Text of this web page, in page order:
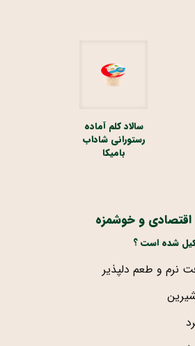
سالاد کلم آماده
رستورانی شاداب
بامیکا
اقتصادی و خوشمزه
شده است ؟
نرم و طعم دلپذیر